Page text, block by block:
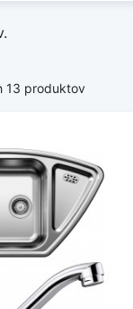
13 produktov